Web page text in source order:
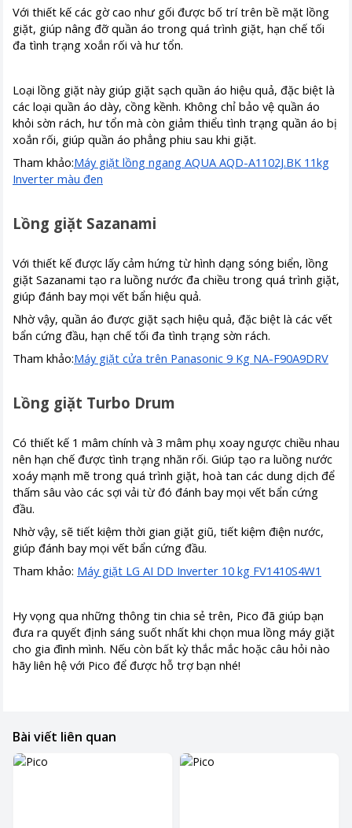
Với thiết kế các gờ cao như gối được bố trí trên bề mặt lồng
giặt, giúp nâng đỡ quần áo trong quá trình giặt, hạn chế tối
đa tình trạng xoắn rối và hư tổn.
Loại lồng giặt này giúp giặt sạch quần áo hiệu quả, đặc biệt là
các loại quần áo dày, cồng kềnh. Không chỉ bảo vệ quần áo
khỏi sờn rách, hư tổn mà còn giảm thiểu tình trạng quần áo bị
xoắn rối, giúp quần áo phẳng phiu sau khi giặt.
Tham khảo:Máy giặt lồng ngang AQUA AQD-A1102J.BK 11kg
Inverter màu đen
Lồng giặt Sazanami
Với thiết kế được lấy cảm hứng từ hình dạng sóng biển, lồng
giặt Sazanami tạo ra luồng nước đa chiều trong quá trình giặt,
giúp đánh bay mọi vết bẩn hiệu quả.
Nhờ vậy, quần áo được giặt sạch hiệu quả, đặc biệt là các vết
bẩn cứng đầu, hạn chế tối đa tình trạng sờn rách.
Tham khảo:Máy giặt cửa trên Panasonic 9 Kg NA-F90A9DRV
Lồng giặt Turbo Drum
Có thiết kế 1 mâm chính và 3 mâm phụ xoay ngược chiều nhau
nên hạn chế được tình trạng nhăn rối. Giúp tạo ra luồng nước
xoáy mạnh mẽ trong quá trình giặt, hoà tan các dung dịch để
thấm sâu vào các sợi vải từ đó đánh bay mọi vết bẩn cứng
đầu.
Nhờ vậy, sẽ tiết kiệm thời gian giặt giũ, tiết kiệm điện nước,
giúp đánh bay mọi vết bẩn cứng đầu.
Tham khảo: Máy giặt LG AI DD Inverter 10 kg FV1410S4W1
Hy vọng qua những thông tin chia sẻ trên, Pico đã giúp bạn
đưa ra quyết định sáng suốt nhất khi chọn mua lồng máy giặt
cho gia đình mình. Nếu còn bất kỳ thắc mắc hoặc câu hỏi nào
hãy liên hệ với Pico để được hỗ trợ bạn nhé!
Bài viết liên quan